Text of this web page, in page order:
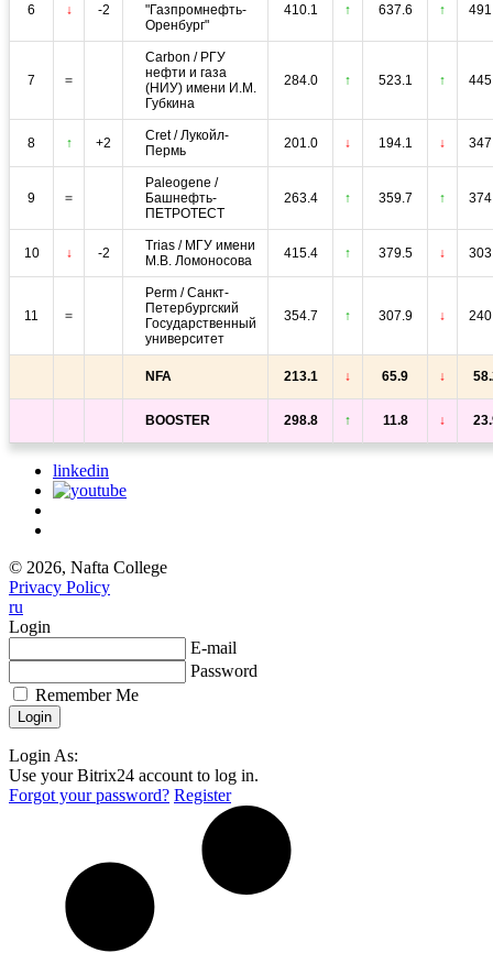
6 ↓ -2
"Газпромнефть-
Оренбург"
410.1 ↑ 637.6 ↑
7 =
Carbon / РГУ
нефти и газа
(НИУ) имени И.М.
Губкина
284.0 ↑ 523.1 ↑
8 ↑ +2
Cret / Лукойл-
Пермь
201.0 ↓ 194.1 ↓
9 =
Paleogene /
Башнефть-
ПЕТРОТЕСТ
263.4 ↑ 359.7 ↑
10 ↓ -2
Trias / МГУ имени
М.В. Ломоносова
415.4 ↑ 379.5 ↓
11 =
Perm / Санкт-
Петербургский
Государственный
университет
354.7 ↑ 307.9 ↓
NFA 213.1 ↓ 65.9 ↓
BOOSTER 298.8 ↑ 11.8 ↓
linkedin
© 2026, Nafta College
Privacy Policy
ru
Login
E-mail
Password
Remember Me
Login As:
Use your Bitrix24 account to log in.
Forgot your password? Register